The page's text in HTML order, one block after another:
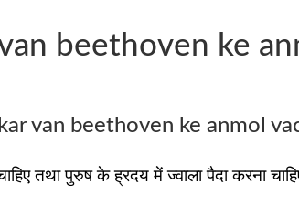
beethoven ke
van beethoven ke anmol
तथा पुरुष के ह्रदय में ज्वाला पैदा करना